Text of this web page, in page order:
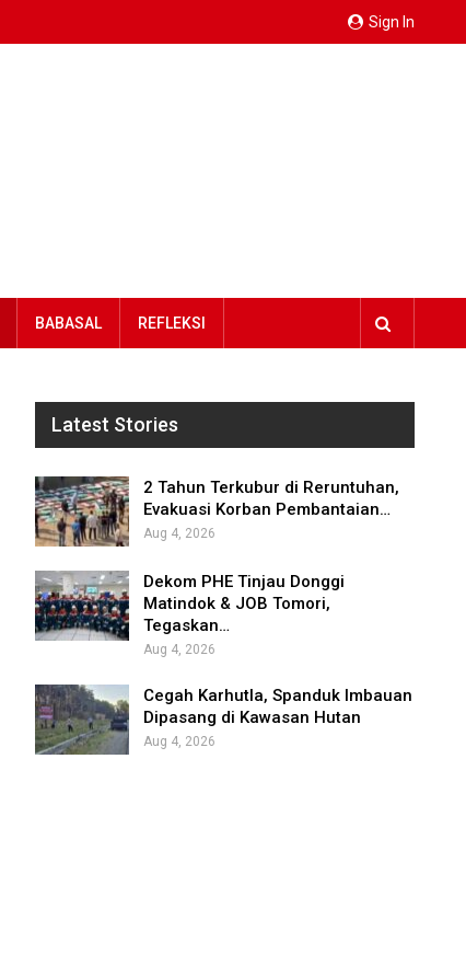
Sign In
BABASAL REFLEKSI
Latest Stories
2 Tahun Terkubur di Reruntuhan,
Evakuasi Korban Pembantaian…
Aug 4, 2026
Dekom PHE Tinjau Donggi
Matindok & JOB Tomori,
Tegaskan…
Aug 4, 2026
Cegah Karhutla, Spanduk Imbauan
Dipasang di Kawasan Hutan
Aug 4, 2026